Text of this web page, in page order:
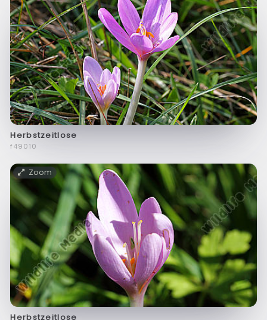
Herbstzeitlose
f49010
Zoom
Herbstzeitlose